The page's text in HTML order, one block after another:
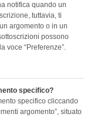
notifica quando un
tuttavia, ti
argomento o in un
possono
voce “Preferenze”.
specifico?
specifico cliccando
argomento”, situato